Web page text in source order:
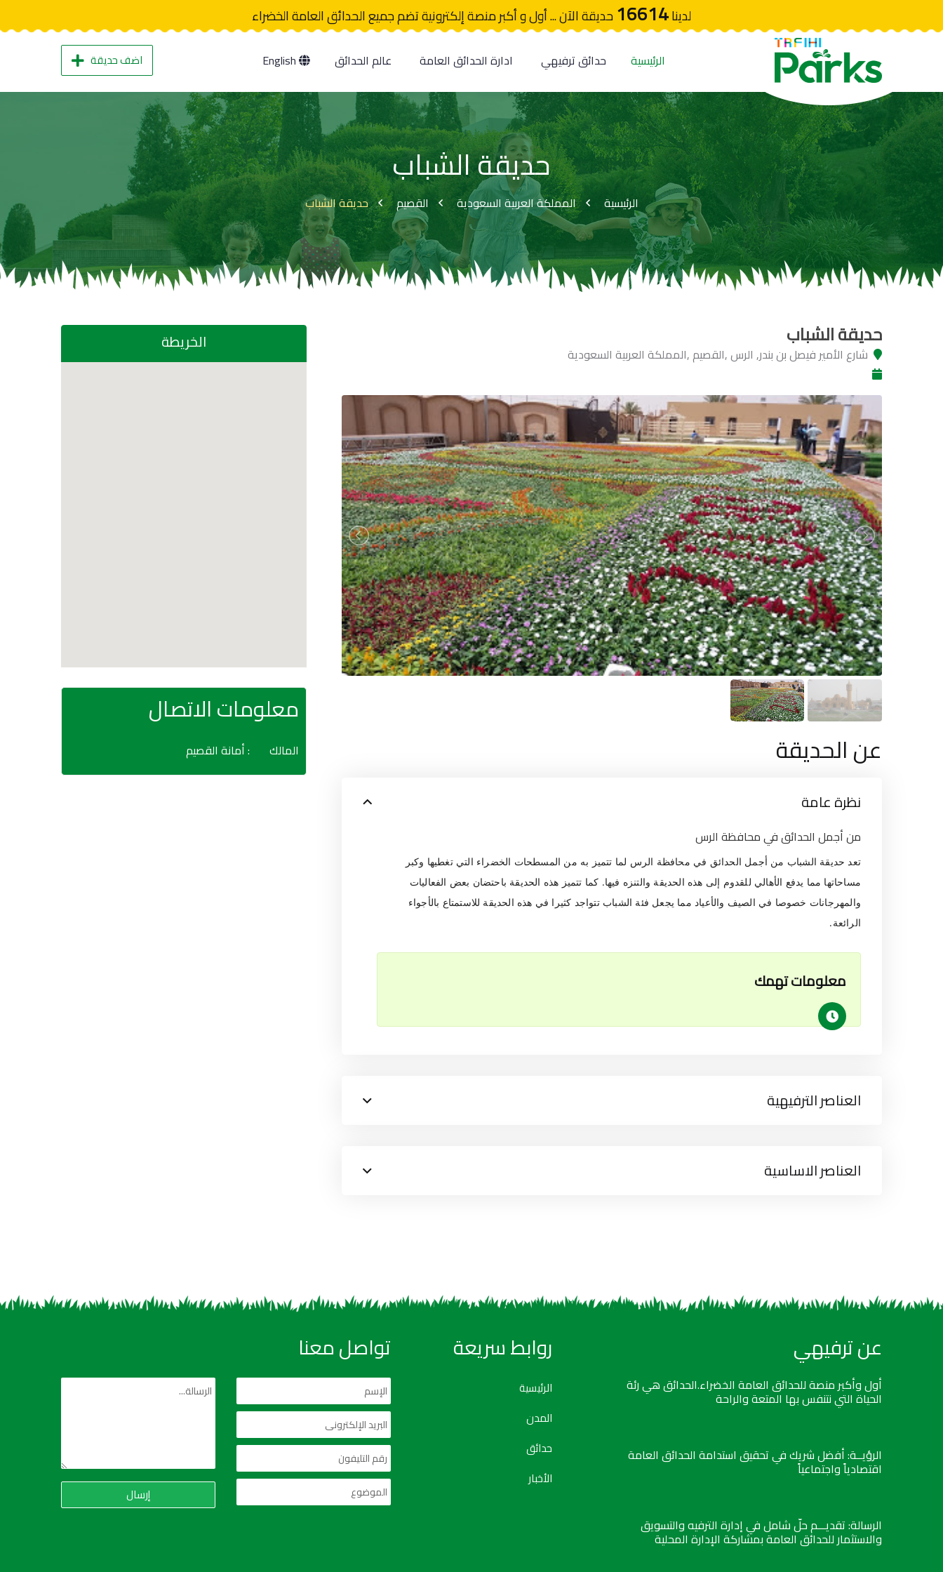
لدينا16614حديقة الآن ... أول و أكبر منصة إلكترونية تضم جميع الحدائق العامة الخضراء
الرئيسية حدائق ترفيهي ادارة الحدائق العامة عالم الحدائق اضف حديقة
حديقة الشباب
الرئيسية المملكة العربية السعودية القصيم حديقة الشباب
حديقة الشباب
شارع الأمير فيصل بن بندر, الرس ,القصيم ,المملكة العربية السعودية
عن الحديقة
نظرة عامة
من أجمل الحدائق في محافظة الرس
تعد حديقة الشباب من أجمل الحدائق في محافظة الرس لما تتميز به من المسطحات الخضراء التي تغطيها وكبر
مساحاتها مما يدفع الأهالي للقدوم إلى هذه الحديقة والتنزه فيها. كما تتميز هذه الحديقة باحتضان بعض الفعاليات
والمهرجانات خصوصا في الصيف والأعياد مما يجعل فئة الشباب تتواجد كثيرا في هذه الحديقة للاستمتاع بالأجواء
الرائعة.
معلومات تهمك
العناصر الترفيهية
العناصر الاساسية
الخريطة
معلومات الاتصال
المالك : أمانة القصيم
عن ترفيهي
أول وأكبر منصة للحدائق العامة الخضراء.الحدائق هي رئة
الحياة التي نتنفس بها المتعة والراحة
الرؤيــة: أفضل شريك في تحقيق استدامة الحدائق العامة
اقتصادياً واجتماعياً
الرسالة: تقديـــم حلّ شامل في إدارة الترفيه والتسويق
والاستثمار للحدائق العامة بمشاركة الإدارة المحلية
روابط سريعة
الرئيسية
المدن
حدائق
الأخبار
تواصل معنا
إرسال